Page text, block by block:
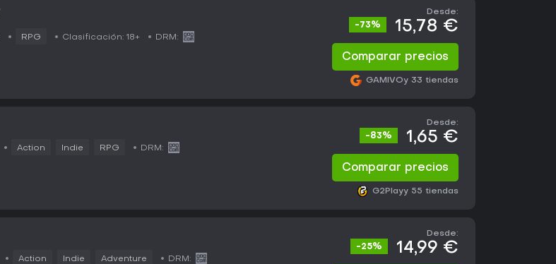
RPG Clasificación: 18+ DRM:
-73%
Desde:
15,78 €
Comparar precios
GAMIVOy 33 tiendas
Action Indie RPG DRM:
-83%
Desde:
1,65 €
Comparar precios
G2Playy 55 tiendas
Action Indie Adventure DRM:
-25%
Desde:
14,99 €